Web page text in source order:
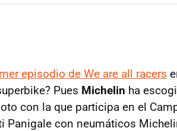
episodio de We are all racers
Pues Michelin ha
con la que participa en el
Panigale con neumáticos